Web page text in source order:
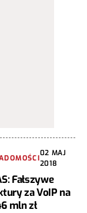
02 MAJ
2018
Fałszywe
za VoIP na
mln zł